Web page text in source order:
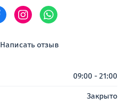
Написать отзыв
09:00 - 21:00
Закрыто